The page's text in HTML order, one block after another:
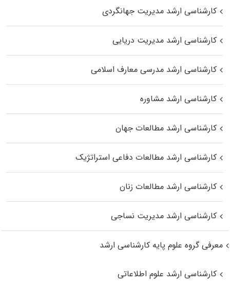
کارشناسی ارشد مدیریت جهانگردی
کارشناسی ارشد مدیریت دریایی
کارشناسی ارشد مدرسی معارف اسلامی
کارشناسی ارشد مشاوره
کارشناسی ارشد مطالعات جهان
کارشناسی ارشد مطالعات دفاعی استراتژیک
کارشناسی ارشد مطالعات زنان
کارشناسی ارشد مدیریت نساجی
معرفی گروه علوم پایه کارشناسی ارشد
کارشناسی ارشد علوم اطلاعاتی